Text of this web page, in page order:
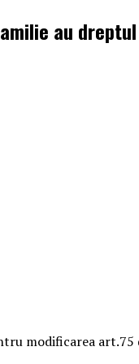
au
modificarea